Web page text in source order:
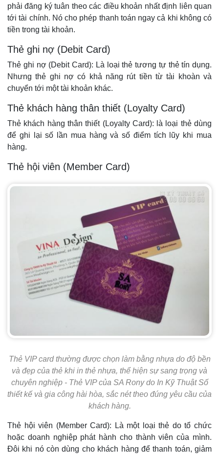
phải đăng ký tuân theo các điều khoản nhất định liên quan
tới tài chính. Nó cho phép thanh toán ngay cả khi không có
tiền trong tài khoản.
Thẻ ghi nợ (Debit Card)
Thẻ ghi nợ (Debit Card): Là loại thẻ tương tự thẻ tín dụng.
Nhưng thẻ ghi nợ có khả năng rút tiền từ tài khoàn và
chuyển tới một tài khoản khác.
Thẻ khách hàng thân thiết (Loyalty Card)
Thẻ khách hàng thân thiết (Loyalty Card): là loại thẻ dùng
để ghi lại số lần mua hàng và số điểm tích lũy khi mua
hàng.
Thẻ hội viên (Member Card)
Thẻ VIP card thường được chọn làm bằng nhựa do độ bền
và đẹp của thẻ khi in thẻ nhựa, thể hiện sự sang trọng và
chuyên nghiệp - Thẻ VIP của SA Rony do In Kỹ Thuật Số
thiết kế và gia công hài hòa, sắc nét theo đúng yêu cầu của
khách hàng.
Thẻ hội viên (Member Card): Là một loại thẻ do tổ chức
hoặc doanh nghiệp phát hành cho thành viên của mình.
Đôi khi nó còn dùng cho khách hàng để thanh toán, giảm